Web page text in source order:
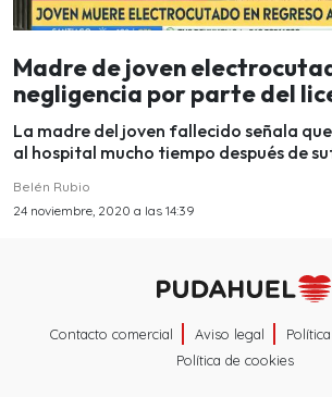
Madre de joven
negligencia por parte del
La madre del joven fallecido señala
al hospital mucho tiempo después de
Belén Rubio
24 noviembre, 2020 a las 14:39
Contacto comercial Aviso legal
Política de cookies